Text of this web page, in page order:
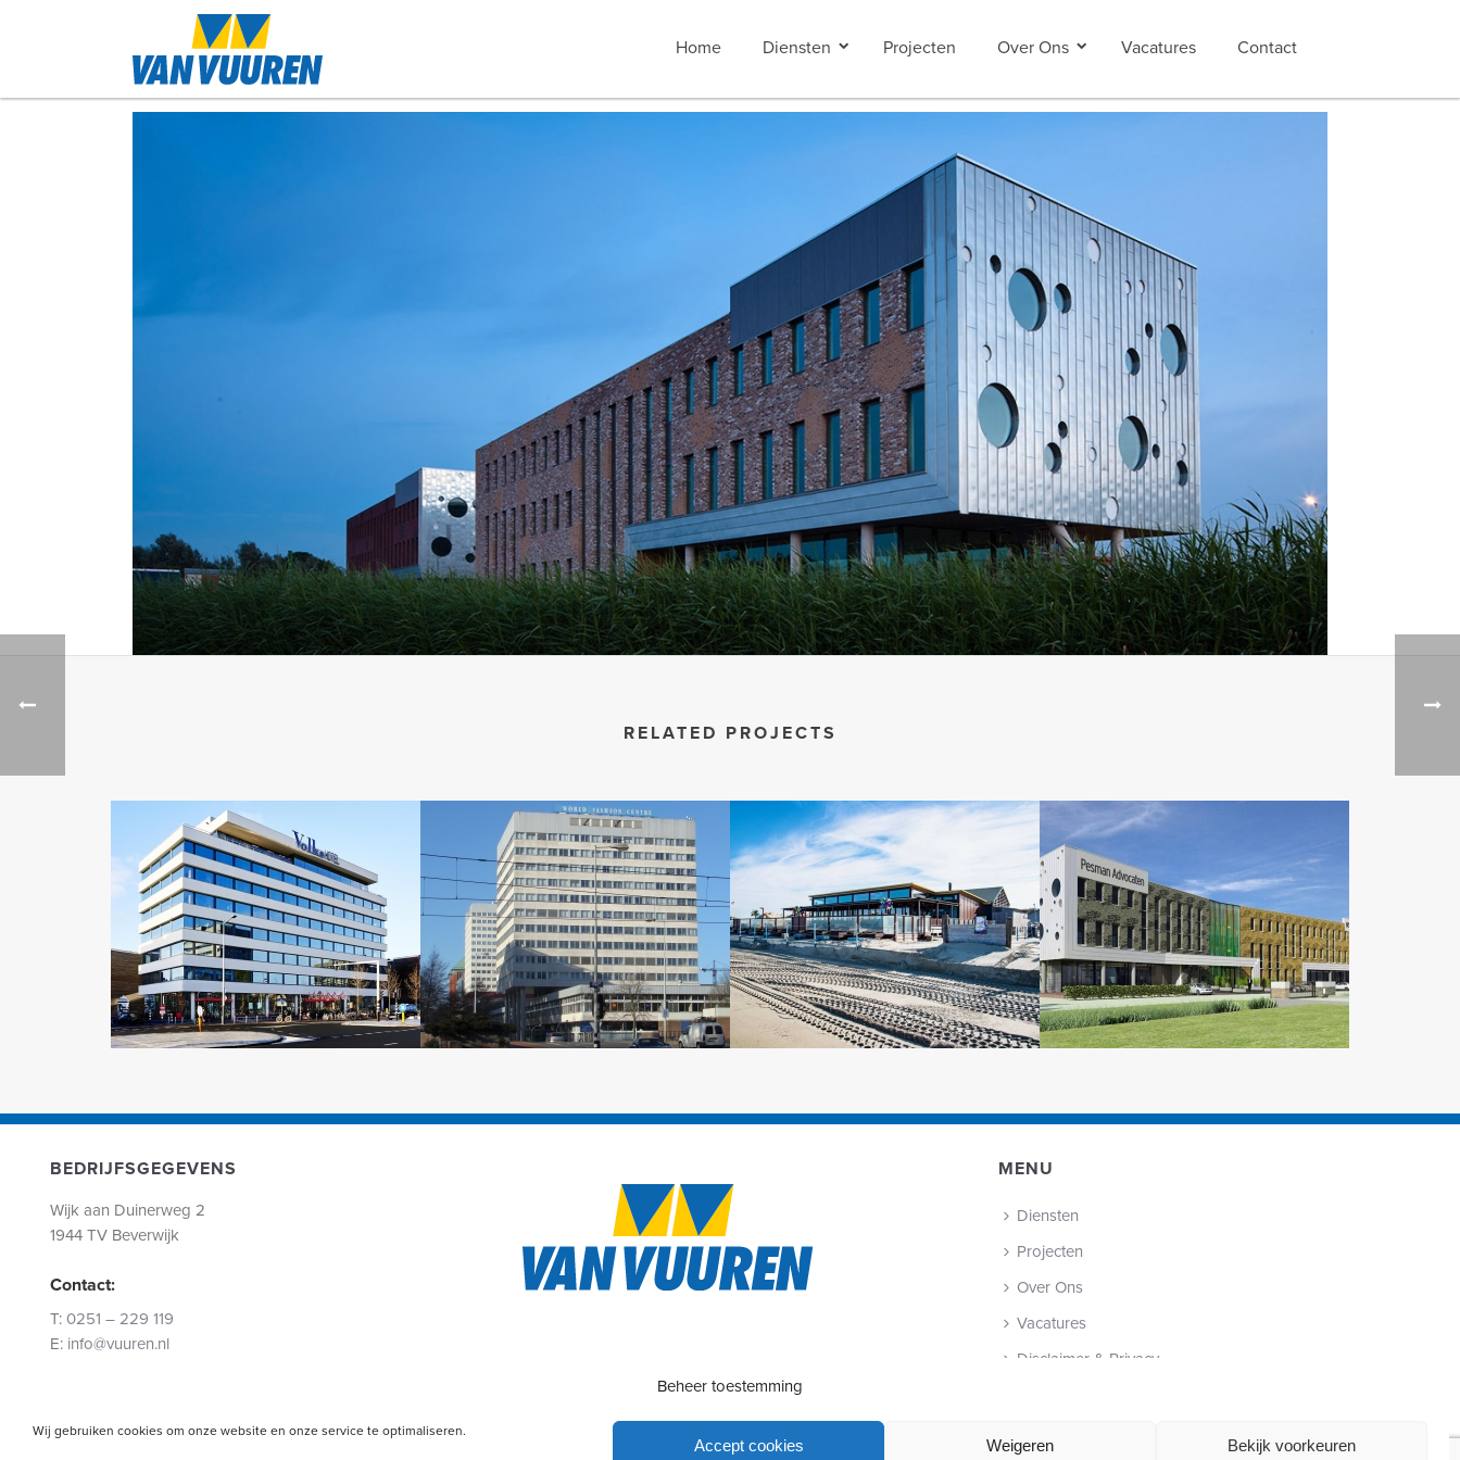
Beheer toestemming
Wij gebruiken cookies om onze website en onze service te optimaliseren.
Accept cookies Weigeren Bekijk voorkeuren
Home Diensten Projecten Over Ons Vacatures Contact
RELATED PROJECTS
BEDRIJFSGEGEVENS
Wijk aan Duinerweg 2
1944 TV Beverwijk
Contact:
T:0251 – 229 119
E: info@vuuren.nl
MENU
Diensten
Projecten
Over Ons
Vacatures
Disclaimer & Privacy